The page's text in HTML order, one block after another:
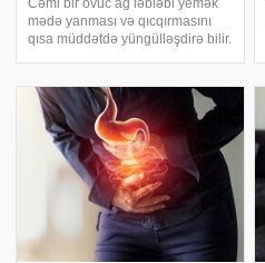
Cəmi bir ovuc ağ ləbləbi yemək
mədə yanması və qıcqırmasını
qısa müddətdə yüngülləşdirə bilir.
sayəsində mədədəki artıq
turşunu balanslaşdırmağa kömək
edir. Eyni zamanda